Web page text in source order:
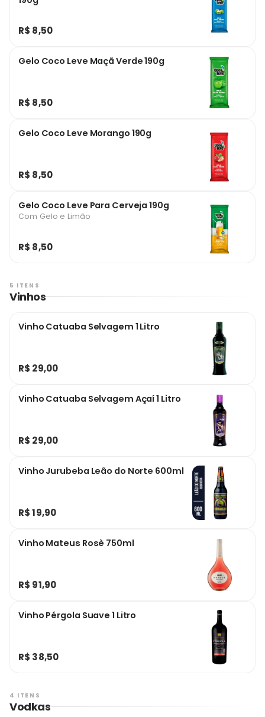
R$ 8,50
Gelo Coco Leve Maçã Verde 190g
R$ 8,50
Gelo Coco Leve Morango 190g
R$ 8,50
Gelo Coco Leve Para Cerveja 190g
Com Gelo e Limão
R$ 8,50
5 ITENS
Vinhos
Vinho Catuaba Selvagem 1 Litro
R$ 29,00
Vinho Catuaba Selvagem Açaí 1 Litro
R$ 29,00
Vinho Jurubeba Leão do Norte 600ml
R$ 19,90
Vinho Mateus Rosè 750ml
R$ 91,90
Vinho Pérgola Suave 1 Litro
R$ 38,50
4 ITENS
Vodkas